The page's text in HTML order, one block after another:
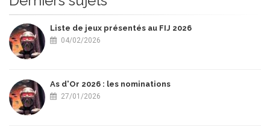
Liste de jeux présentés au FIJ 2026
04/02/2026
As d'Or 2026 : les nominations
27/01/2026